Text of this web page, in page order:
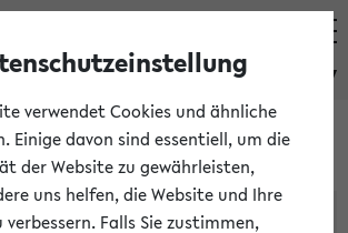
eKVV
Räume
Veranstaltungsüberschneidungen
verwendet Cookies und ähnliche
Einige davon sind essentiell, um die
der Website zu gewährleisten,
uns helfen, die Website und Ihre
Falls Sie zustimmen,